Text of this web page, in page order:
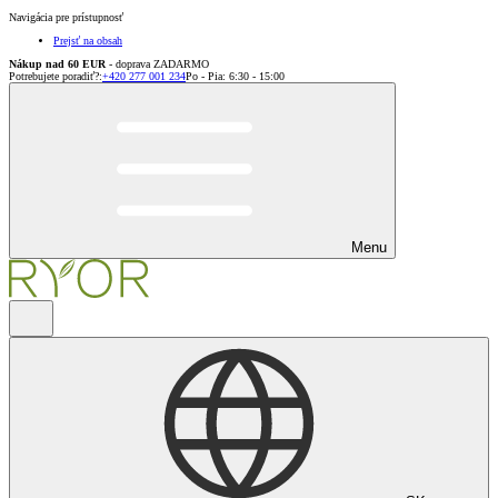
Navigácia pre prístupnosť
Prejsť na obsah
Nákup nad 60 EUR - doprava ZADARMO
Potrebujete poradiť?:+420 277 001 234Po - Pia: 6:30 - 15:00
Menu